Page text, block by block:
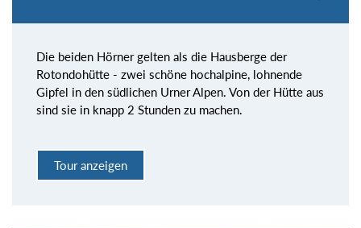
Die beiden Hörner gelten als die Hausberge der
Rotondohütte - zwei schöne hochalpine, lohnende
Gipfel in den südlichen Urner Alpen. Von der Hütte aus
sind sie in knapp 2 Stunden zu machen.
Tour anzeigen